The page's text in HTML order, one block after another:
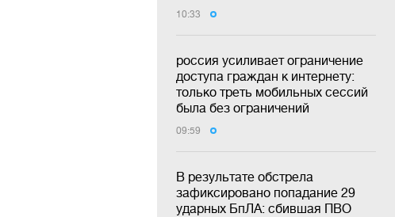
10:33
россия усиливает ограничение
доступа граждан к интернету:
только треть мобильных сессий
была без ограничений
09:59
В результате обстрела
зафиксировано попадание 29
ударных БпЛА: сбившая ПВО